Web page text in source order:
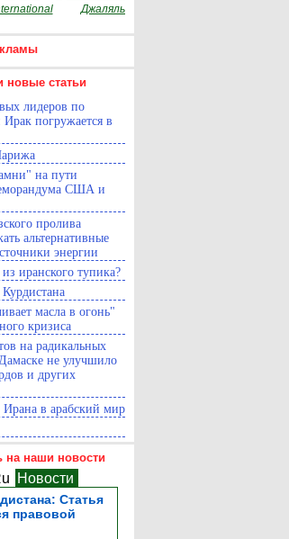
Джаляль
новые статьи
лидеров по
Ирак погружается в
на пути
США и
пролива
альтернативные
энергии
иранского тупика?
масла в огонь"
кризиса
на радикальных
не улучшило
и других
в арабский мир
на наши новости
Новости
Статья
правовой